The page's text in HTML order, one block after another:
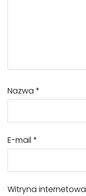
Nazwa *
E-mail *
Witryna internetowa